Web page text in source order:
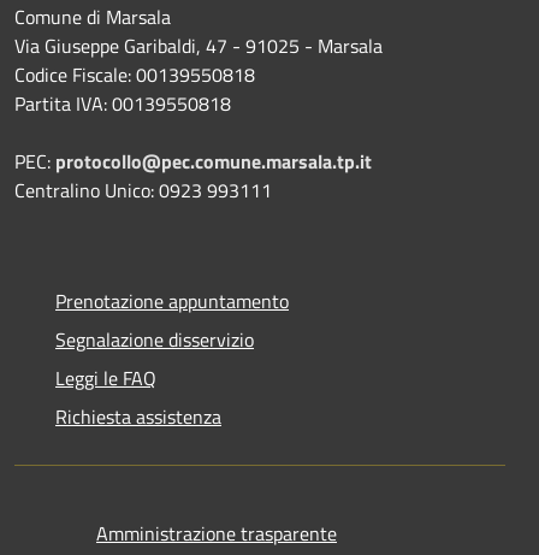
Comune di Marsala
Via Giuseppe Garibaldi, 47 - 91025 - Marsala
Codice Fiscale: 00139550818
Partita IVA: 00139550818
PEC: protocollo@pec.comune.marsala.tp.it
Centralino Unico: 0923 993111
Prenotazione appuntamento
Segnalazione disservizio
Leggi le FAQ
Richiesta assistenza
Amministrazione trasparente